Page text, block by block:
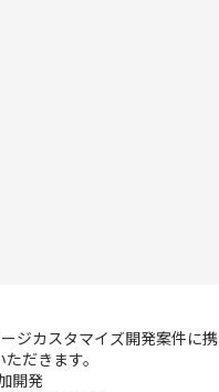
ジカスタマイズ開発案件に携
だきます。
開発